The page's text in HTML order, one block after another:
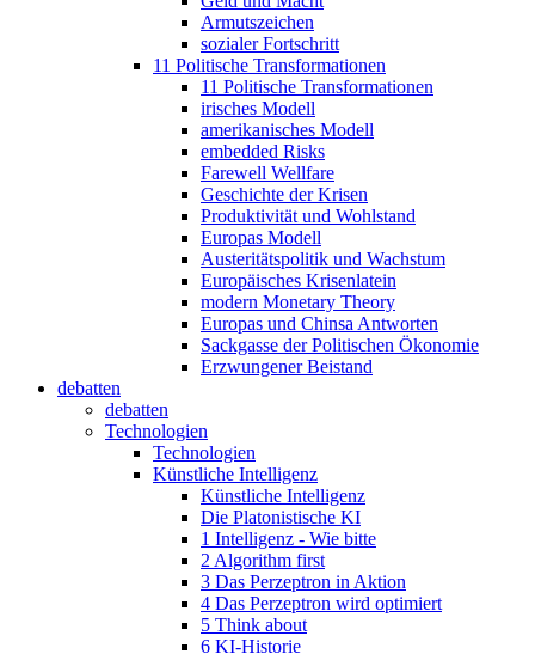
Armutszeichen
sozialer Fortschritt
11 Politische Transformationen
11 Politische Transformationen
irisches Modell
amerikanisches Modell
embedded Risks
Farewell Wellfare
Geschichte der Krisen
Produktivität und Wohlstand
Europas Modell
Austeritätspolitik und Wachstum
Europäisches Krisenlatein
modern Monetary Theory
Europas und Chinsa Antworten
Sackgasse der Politischen Ökonomie
Erzwungener Beistand
debatten
debatten
Technologien
Technologien
Künstliche Intelligenz
Künstliche Intelligenz
Die Platonistische KI
1 Intelligenz - Wie bitte
2 Algorithm first
3 Das Perzeptron in Aktion
4 Das Perzeptron wird optimiert
5 Think about
6 KI-Historie